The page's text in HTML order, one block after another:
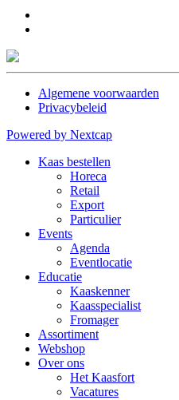
Algemene voorwaarden
Privacybeleid
Powered by Nextcap
Kaas bestellen
Horeca
Retail
Export
Particulier
Events
Agenda
Eventlocatie
Educatie
Kaaskenner
Kaasspecialist
Fromager
Assortiment
Webshop
Over ons
Het Kaasfort
Vacatures